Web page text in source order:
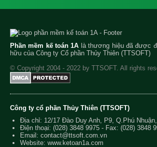
Phần mềm kế toán 1A là thương hiệu đã được
hữu của Công ty Cổ phần Thủy Thiên (TTSOFT)
© Copyright 2004 - 2022 by TTSOFT. All rights
Công ty cổ phần Thủy Thiên (TTSOFT)
Địa chỉ: 12/17 Đào Duy Anh, P9, Q.Phú Nhuận,
Điện thoại: (028) 3848 9975 - Fax: (028) 3848
Email: contact@ttsoft.com.vn
Website: www.ketoan1a.com